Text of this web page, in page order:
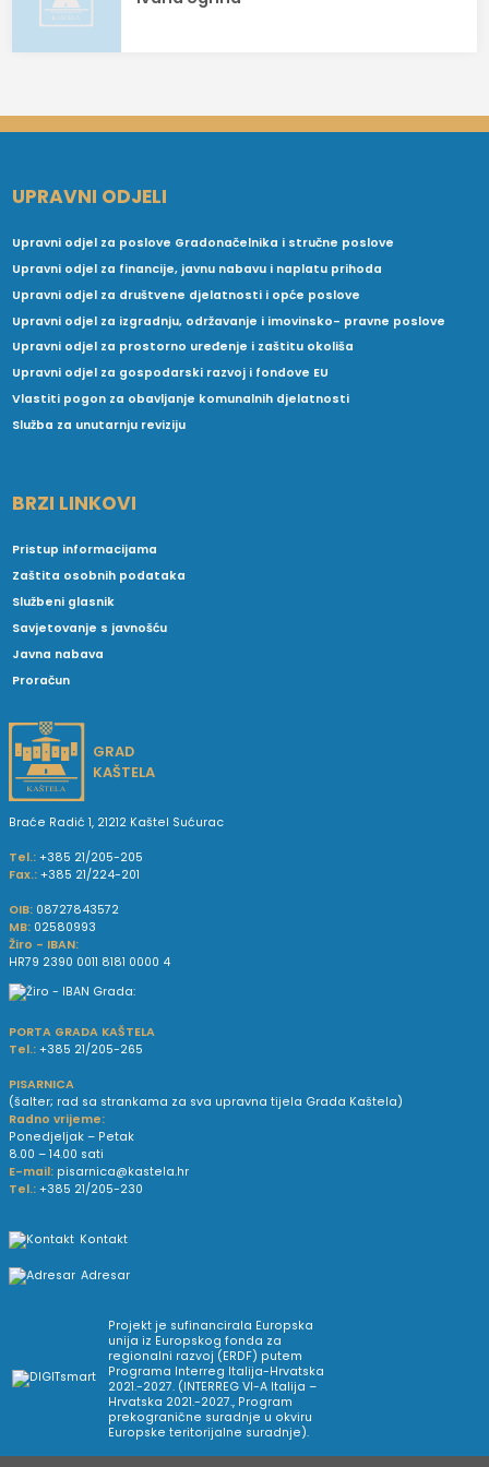
UPRAVNI ODJELI
Upravni odjel za poslove Gradonačelnika i stručne poslove
Upravni odjel za financije, javnu nabavu i naplatu prihoda
Upravni odjel za društvene djelatnosti i opće poslove
Upravni odjel za izgradnju, održavanje i imovinsko- pravne poslove
Upravni odjel za prostorno uređenje i zaštitu okoliša
Upravni odjel za gospodarski razvoj i fondove EU
Vlastiti pogon za obavljanje komunalnih djelatnosti
Služba za unutarnju reviziju
BRZI LINKOVI
Pristup informacijama
Zaštita osobnih podataka
Službeni glasnik
Savjetovanje s javnošću
Javna nabava
Proračun
GRAD
KAŠTELA
Braće Radić 1, 21212 Kaštel Sućurac
Tel.: +385 21/205-205
Fax.: +385 21/224-201
OIB: 08727843572
MB: 02580993
Žiro - IBAN:
HR79 2390 0011 8181 0000 4
PORTA GRADA KAŠTELA
Tel.: +385 21/205-265
PISARNICA
(šalter; rad sa strankama za sva upravna tijela Grada Kaštela)
Radno vrijeme:
Ponedjeljak – Petak
8.00 – 14.00 sati
E-mail: pisarnica@kastela.hr
Tel.: +385 21/205-230
Kontakt
Adresar
Projekt je sufinancirala Europska
unija iz Europskog fonda za
regionalni razvoj (ERDF) putem
Programa Interreg Italija-Hrvatska
2021.-2027. (INTERREG VI-A Italija –
Hrvatska 2021.-2027., Program
prekogranične suradnje u okviru
Europske teritorijalne suradnje).